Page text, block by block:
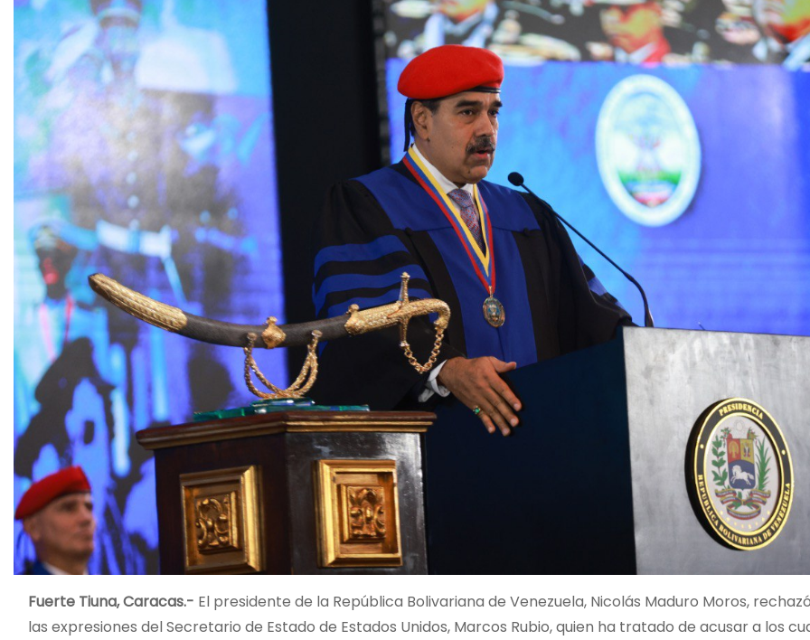
Fuerte Tiuna, Caracas.- El presidente de la República Bolivariana de Venezuela, Nicolás Maduro Moros,
las expresiones del Secretario de Estado de Estados Unidos, Marcos Rubio, quien ha tratado de acusar a los